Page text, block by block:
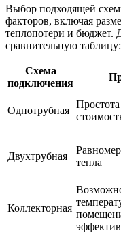
Выбор подходящей
факторов, включая
теплопотери и бюджет.
сравнительную таблицу:
Схема
подключения
Однотрубная
Двухтрубная
тепла
Коллекторная